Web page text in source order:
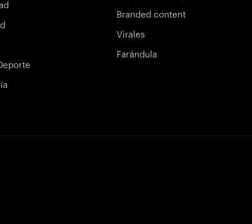
Branded content
Virales
Farándula